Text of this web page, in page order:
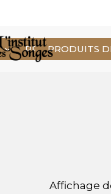
PRENDRE RDV
PRODUITS
Affichage